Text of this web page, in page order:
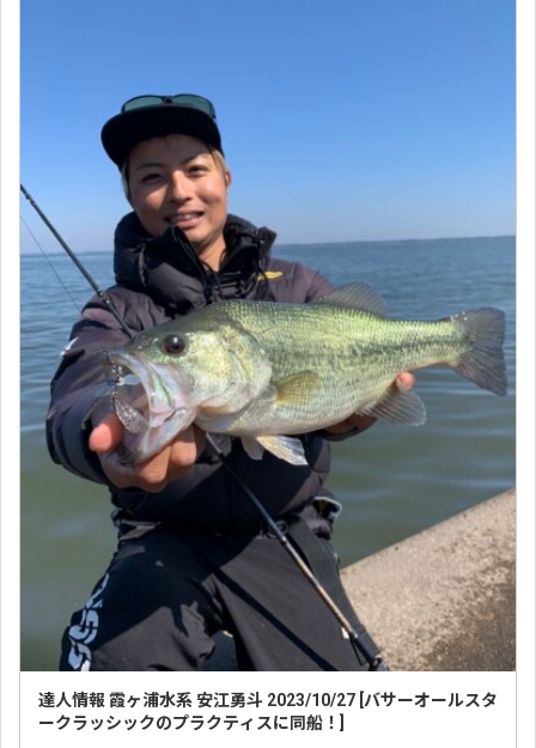
達人情報 霞ヶ浦水系 安江勇斗 2023/10/27 [バサーオールスタ
ークラッシックのプラクティスに同船！]